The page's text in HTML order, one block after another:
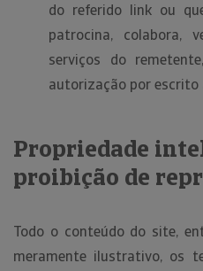
do referido link ou
patrocina, colabora,
serviços do
autorização por
Propriedade
proibição de
Todo o conteúdo do site,
meramente ilustrativo, os